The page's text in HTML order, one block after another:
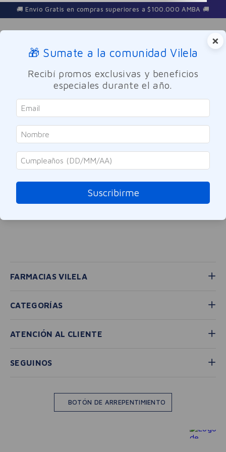
🚚 Envío Gratis en compras superiores a $100.000 AMBA 🚚
Buscar
DESCRIPCIÓN
FICHA TÉCNICA
FARMACIAS VILELA
CATEGORÍAS
ATENCIÓN AL CLIENTE
SEGUINOS
BOTÓN DE ARREPENTIMIENTO
×
🎁 Sumate a la comunidad Vilela
Recibí promos exclusivas y beneficios
especiales durante el año.
Suscribirme